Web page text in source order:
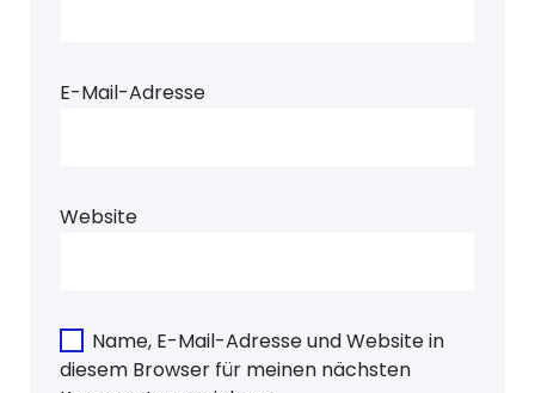
E-Mail-Adresse
Website
Name, E-Mail-Adresse und Website in
diesem Browser für meinen nächsten